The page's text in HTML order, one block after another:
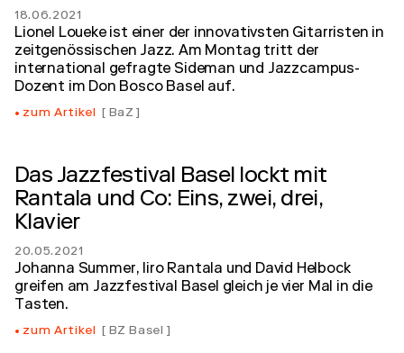
18.06.2021
Lionel Loueke ist einer der innovativsten Gitarristen in
zeitgenössischen Jazz. Am Montag tritt der
international gefragte Sideman und Jazzcampus-
Dozent im Don Bosco Basel auf.
zum Artikel BaZ
Das Jazzfestival Basel lockt mit
Rantala und Co: Eins, zwei, drei,
Klavier
20.05.2021
Johanna Summer, Iiro Rantala und David Helbock
greifen am Jazzfestival Basel gleich je vier Mal in die
Tasten.
zum Artikel BZ Basel